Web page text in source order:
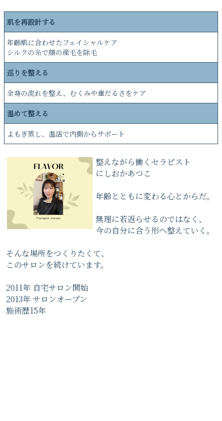
肌を再設計する
年齢肌に合わせたフェイシャルケア
シルクの糸で顔の産毛を除毛
巡りを整える
全身の流れを整え、むくみや重だるさをケア
温めて整える
よもぎ蒸し、温活で内側からサポート
整えながら働くセラピスト
にしおかあつこ
年齢とともに変わる心とからだ。
無理に若返らせるのではなく、
今の自分に合う形へ整えていく。
そんな場所をつくりたくて、
このサロンを続けています。
2011年 自宅サロン開始
2013年 サロンオープン
施術歴15年